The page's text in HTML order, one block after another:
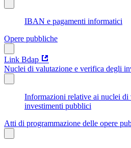
IBAN e pagamenti informatici
Opere pubbliche
Link Bdap
Nuclei di valutazione e verifica degli
Informazioni relative ai nuclei di
investimenti pubblici
Atti di programmazione delle opere